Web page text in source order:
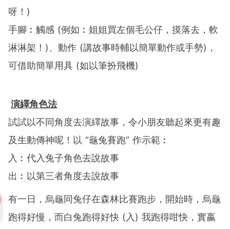
呀！)
手腳︰觸感 (例如︰姐姐買左個毛公仔，摸落去，軟
淋淋架！)、動作 (講故事時輔以簡單動作或手勢)，
可借助簡單用具 (如以筆扮飛機)
演繹角色法
試試以不同角度去演繹故事，令小朋友聽起來更有趣
及生動傳神呢！以 “龜兔賽跑” 作示範︰
入︰代入兔子角色去說故事
出︰以第三者角度去說故事
有一日，烏龜同兔仔在森林比賽跑步，開始時，烏龜
跑得好慢，而白兔跑得好快 (入) 我跑得咁快，實嬴